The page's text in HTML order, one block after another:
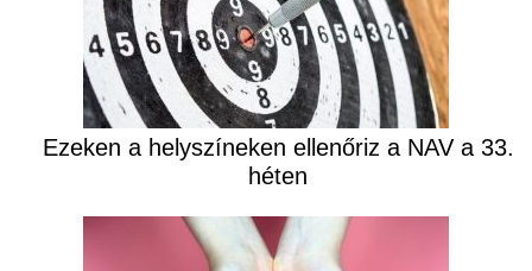
Ezeken a helyszíneken ellenőriz a NAV a 33.
héten